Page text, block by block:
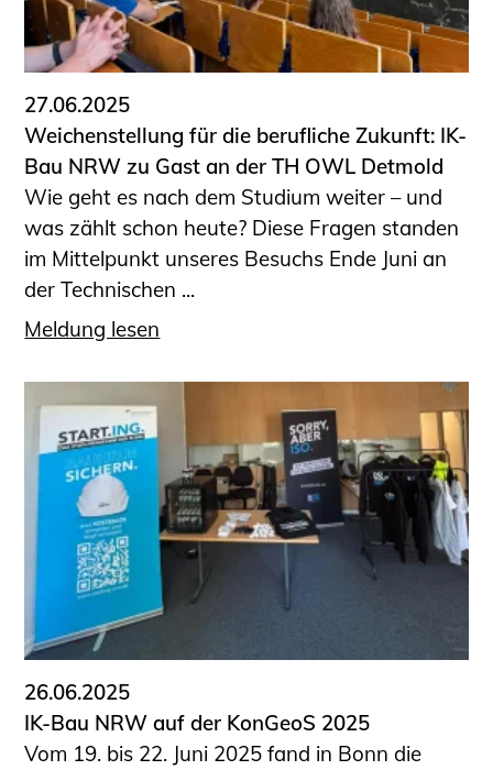
27.06.2025
Weichenstellung für die berufliche Zukunft: IK-
Bau NRW zu Gast an der TH OWL Detmold
Wie geht es nach dem Studium weiter – und
was zählt schon heute? Diese Fragen standen
im Mittelpunkt unseres Besuchs Ende Juni an
der Technischen ...
Meldung lesen
26.06.2025
IK-Bau NRW auf der KonGeoS 2025
Vom 19. bis 22. Juni 2025 fand in Bonn die